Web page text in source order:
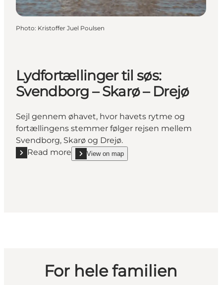
Photo: Kristoffer Juel Poulsen
Lydfortællinger til søs:
Svendborg – Skarø – Drejø
Sejl gennem øhavet, hvor havets rytme og
fortællingens stemmer følger rejsen mellem
Svendborg, Skarø og Drejø.
Read more
Read more "Lydfortællinger til søs: Svendborg –
View on map
show Lydfortællinger til søs: Svendborg – Skarø –
For hele familien